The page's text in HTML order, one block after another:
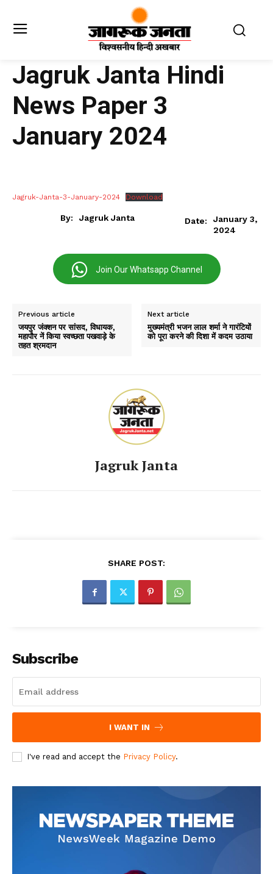
Jagruk Janta Hindi
News Paper 3
January 2024
Jagruk-Janta-3-January-2024 Download
By: Jagruk Janta Date:
January 3,
2024
Join Our Whatsapp Channel
Previous article
जयपुर जंक्शन पर सांसद, विधायक,
महापौर नें किया स्वच्छता पखवाड़े के
तहत श्रमदान
Next article
मुख्यमंत्री भजन लाल शर्मा ने गारंटियों
को पूरा करने की दिशा में कदम उठाया
Jagruk Janta
SHARE POST:
Subscribe
I WANT IN
I've read and accept the Privacy Policy.